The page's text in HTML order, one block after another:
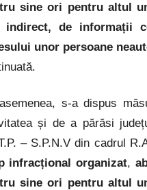
sine ori pentru altul
indirect, de informații
unor persoane
s-a dispus
și de a părăsi
– S.P.N.V din cadrul
infracțional organizat,
sine ori pentru altul